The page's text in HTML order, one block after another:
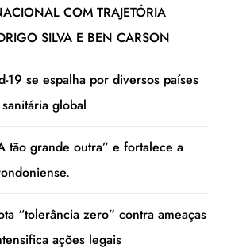
COM TRAJETÓRIA
SILVA E BEN CARSON
19 se espalha por diversos países
global
tão grande outra” e fortalece a
“tolerância zero” contra ameaças
ações legais